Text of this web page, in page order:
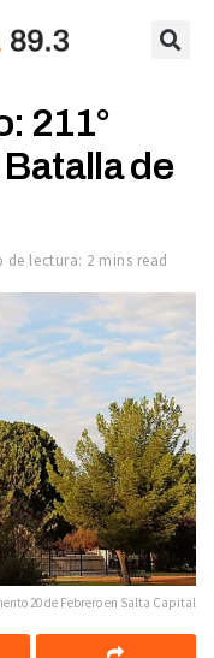
211°
de
de lectura: 2 mins read
20 de Febrero en Salta Capital